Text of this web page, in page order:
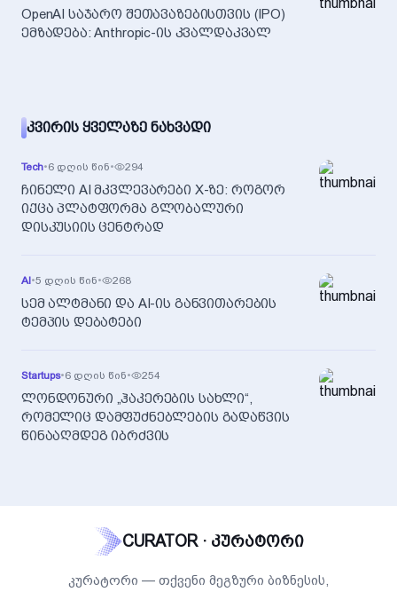
OpenAI საჯარო შეთავაზებისთვის (IPO)
ემზადება: Anthropic-ის კვალდაკვალ
ᲙᲕᲘᲠᲘᲡ ᲧᲕᲔᲚᲐᲖᲔ ᲜᲐᲮᲕᲐᲓᲘ
Tech•6 დღის წინ• 294
ჩინელი AI მკვლევარები X-ზე: როგორ
იქცა პლატფორმა გლობალური
დისკუსიის ცენტრად
AI•5 დღის წინ• 268
სემ ალტმანი და AI-ის განვითარების
ტემპის დებატები
Startups•6 დღის წინ• 254
ლონდონური „ჰაკერების სახლი“,
რომელიც დამფუძნებლების გადაწვის
წინააღმდეგ იბრძვის
CURATOR · კურატორი
კურატორი — თქვენი მეგზური ბიზნესის,